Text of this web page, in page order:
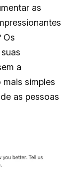
as
Os
a
simples
as pessoas